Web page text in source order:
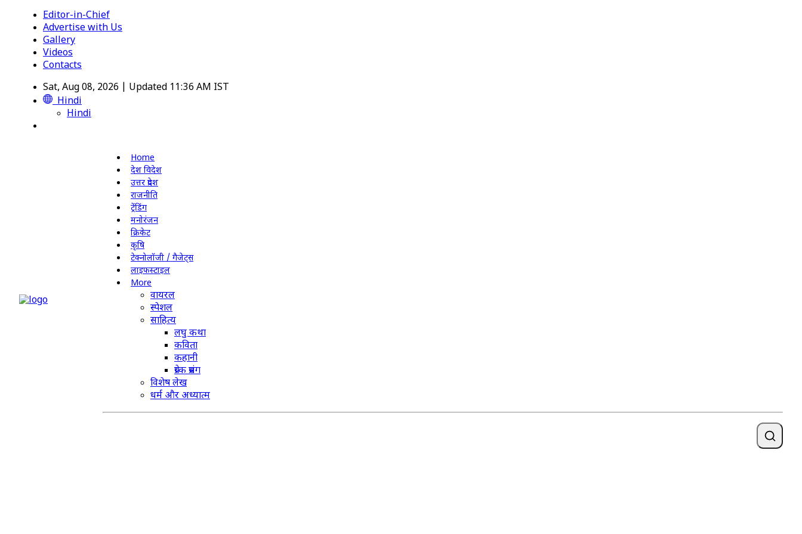
Editor-in-Chief
Advertise with Us
Gallery
Videos
Contacts
Sat, Aug 08, 2026 | Updated 11:36 AM IST
Hindi
Hindi
Home
देश विदेश
उत्तर प्रदेश
राजनीति
ट्रेंडिंग
मनोरंजन
क्रिकेट
कृषि
टेक्नोलॉजी / गैजेट्स
लाइफस्टाइल
More
वायरल
स्पेशल
साहित्य
लघु कथा
कविता
कहानी
प्रेरक प्रसंग
विशेष लेख
धर्म और अध्यात्म